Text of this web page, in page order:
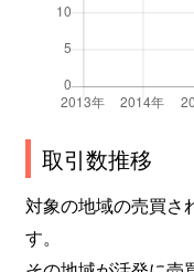
取引数推移
対象の地域の売買さ
す。